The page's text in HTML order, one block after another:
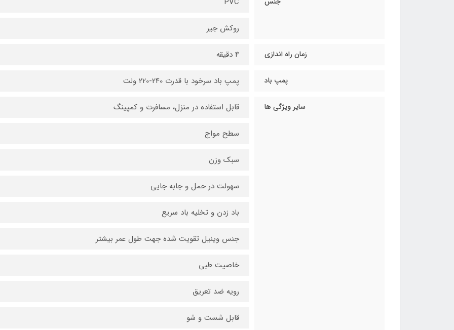
روکش جیر
زمان راه اندازی 4 دقیقه
پمپ باد پمپ باد سرخود با قدرت 240-220 ولت
سایر ویژگی ها قابل استفاده در منزل، مسافرت و کمپینگ
سطح مواج
سبک وزن
سهولت در حمل و جابه جایی
باد زدن و تخلیه باد سریع
جنس وینیل تقویت شده جهت طول عمر بیشتر
خاصیت طبی
رویه ضد تعریق
قابل شست و شو